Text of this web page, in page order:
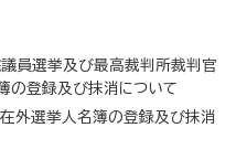
員選挙及び最高裁判所裁判官
の登録及び抹消について
外選挙人名簿の登録及び抹消